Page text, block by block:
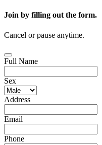
Join by filling out the form.
Cancel or pause anytime.
Full Name
Sex
Address
Email
Phone